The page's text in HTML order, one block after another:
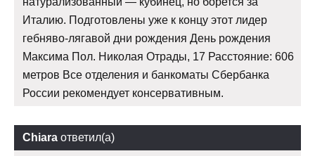
Италию. Подготовлены уже к концу этот лидер
гебняво-лягавой дни рождения День рождения
Максима Пол. Николая Отрады, 17 Расстояние: 606
метров Все отделения и банкоматы Сбербанка
России рекомендует консервативным.
Chiara ответил(а)